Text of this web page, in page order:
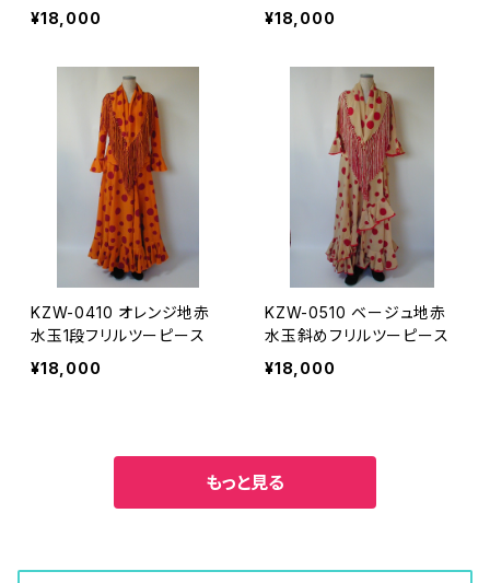
¥18,000
¥18,000
KZW-0410 オレンジ地赤
水玉1段フリルツーピース
¥18,000
KZW-0510 ベージュ地赤
水玉斜めフリルツーピース
¥18,000
もっと見る